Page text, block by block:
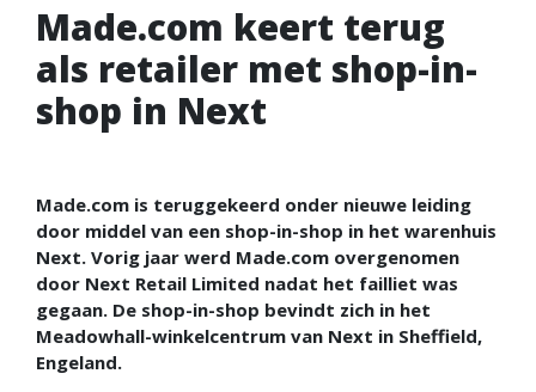
Made.com keert terug
als retailer met shop-in-
shop in Next
Made.com is teruggekeerd onder nieuwe leiding
door middel van een shop-in-shop in het warenhuis
Next. Vorig jaar werd Made.com overgenomen
door Next Retail Limited nadat het failliet was
gegaan. De shop-in-shop bevindt zich in het
Meadowhall-winkelcentrum van Next in Sheffield,
Engeland.